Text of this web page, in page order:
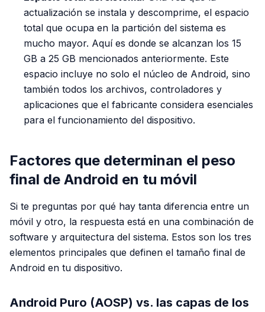
actualización se instala y descomprime, el espacio
total que ocupa en la partición del sistema es
mucho mayor. Aquí es donde se alcanzan los 15
GB a 25 GB mencionados anteriormente. Este
espacio incluye no solo el núcleo de Android, sino
también todos los archivos, controladores y
aplicaciones que el fabricante considera esenciales
para el funcionamiento del dispositivo.
Factores que determinan el peso
final de Android en tu móvil
Si te preguntas por qué hay tanta diferencia entre un
móvil y otro, la respuesta está en una combinación de
software y arquitectura del sistema. Estos son los tres
elementos principales que definen el tamaño final de
Android en tu dispositivo.
Android Puro (AOSP) vs. las capas de los